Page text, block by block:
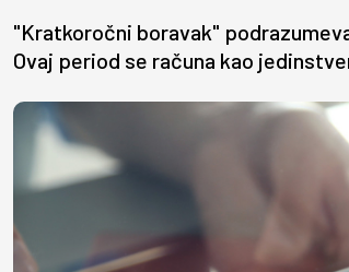
"Kratkoročni boravak"
Ovaj period se računa kao